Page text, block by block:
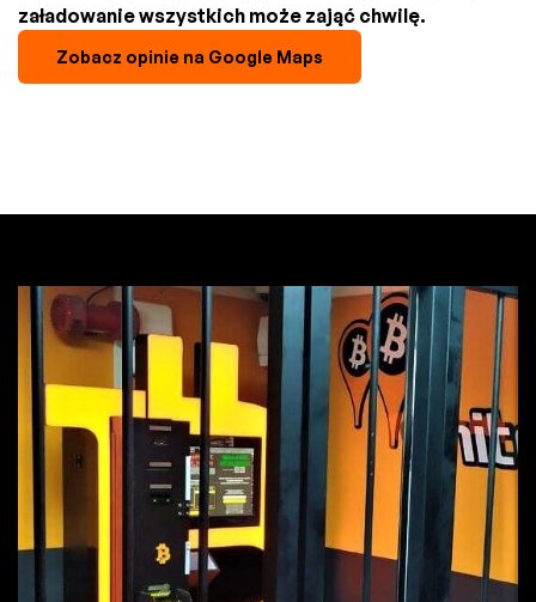
załadowanie wszystkich może zająć chwilę.
Zobacz opinie na Google Maps